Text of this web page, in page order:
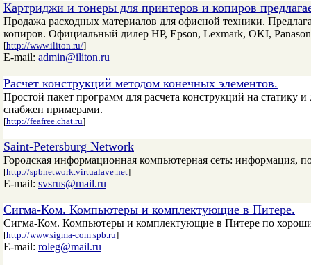
Картриджи и тонеры для принтеров и копиров
Продажа расходных материалов для офисной техники.
копиров. Официальный дилер HP, Epson, Lexmark, OKI,
[http://www.iliton.ru/]
E-mail: admin@iliton.ru
Расчет конструкций методом конечных элементов.
Простой пакет программ для расчета конструкций на
снабжен примерами.
[http://feafree.chat.ru]
Saint-Petersburg Network
Городская информационная компьютерная сеть: информация,
[http://spbnetwork.virtualave.net]
E-mail: svsrus@mail.ru
Сигма-Ком. Компьютеры и комплектующие в Питере.
Сигма-Ком. Компьютеры и комплектующие в Питере по
[http://www.sigma-com.spb.ru]
E-mail: roleg@mail.ru